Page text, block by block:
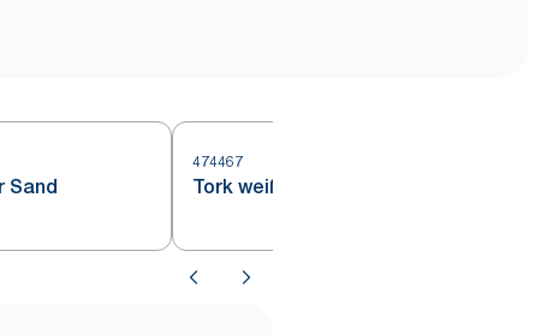
Sand
474467
Tork weißer Untersetzer